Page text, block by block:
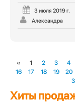
3 июля 2019 г.
Александра
« 1 2 3 4
16
17 18 19 20
Хиты